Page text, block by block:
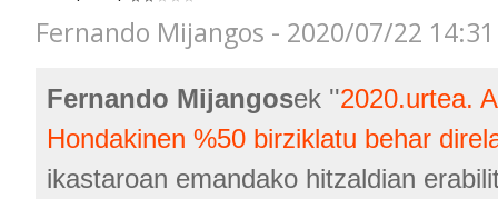
Fernando Mijangos - 2020/07/22 14:31
Fernando Mijangosek ''2020.urtea.
Hondakinen %50 birziklatu behar
ikastaroan emandako hitzaldian